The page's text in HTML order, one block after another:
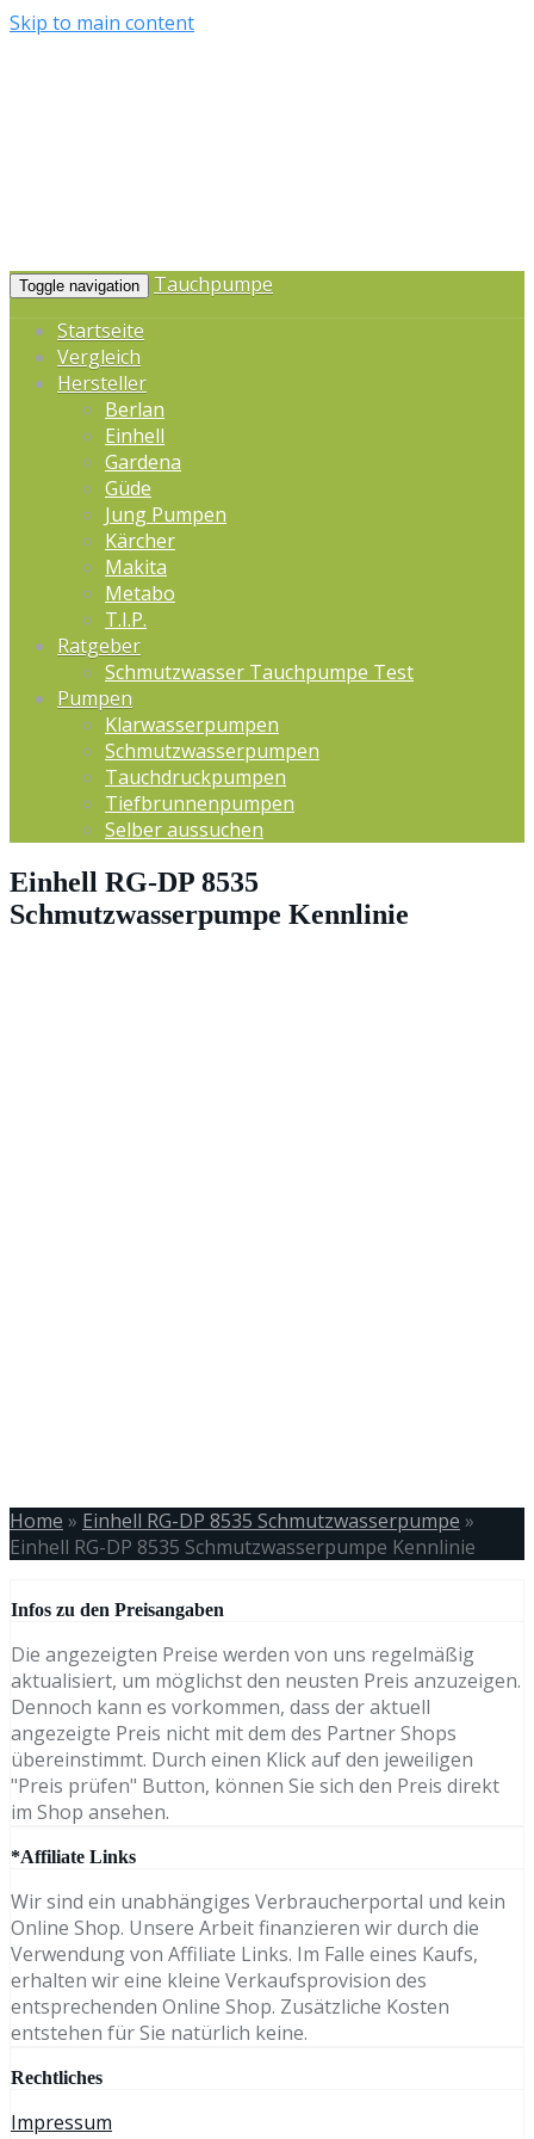
Skip to main content
Toggle navigation
Tauchpumpe
Startseite
Vergleich
Hersteller
Berlan
Einhell
Gardena
Güde
Jung Pumpen
Kärcher
Makita
Metabo
T.I.P.
Ratgeber
Schmutzwasser Tauchpumpe Test
Pumpen
Klarwasserpumpen
Schmutzwasserpumpen
Tauchdruckpumpen
Tiefbrunnenpumpen
Selber aussuchen
Einhell RG-DP 8535
Schmutzwasserpumpe Kennlinie
Home » Einhell RG-DP 8535 Schmutzwasserpumpe »
Einhell RG-DP 8535 Schmutzwasserpumpe Kennlinie
Infos zu den Preisangaben
Die angezeigten Preise werden von uns regelmäßig
aktualisiert, um möglichst den neusten Preis anzuzeigen.
Dennoch kann es vorkommen, dass der aktuell
angezeigte Preis nicht mit dem des Partner Shops
übereinstimmt. Durch einen Klick auf den jeweiligen
"Preis prüfen" Button, können Sie sich den Preis direkt
im Shop ansehen.
*Affiliate Links
Wir sind ein unabhängiges Verbraucherportal und kein
Online Shop. Unsere Arbeit finanzieren wir durch die
Verwendung von Affiliate Links. Im Falle eines Kaufs,
erhalten wir eine kleine Verkaufsprovision des
entsprechenden Online Shop. Zusätzliche Kosten
entstehen für Sie natürlich keine.
Rechtliches
Impressum